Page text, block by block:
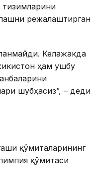
тизимларини
режалаштирган
Келажакда
ҳам ушбу
шубҳасиз”, – деди
қўмиталарининг
қўмитаси